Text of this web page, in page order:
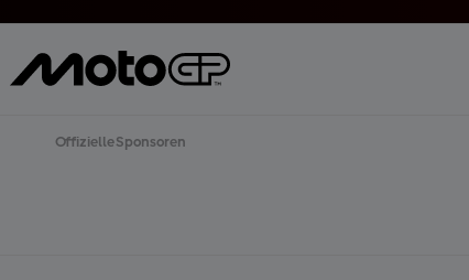
Offizielle Sponsoren